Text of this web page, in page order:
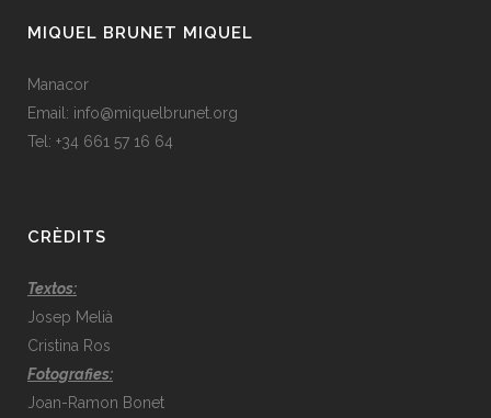
MIQUEL BRUNET MIQUEL
Manacor
Email: info@miquelbrunet.org
Tel: +34 661 57 16 64
CRÈDITS
Textos:
Josep Melià
Cristina Ros
Fotografies:
Joan-Ramon Bonet